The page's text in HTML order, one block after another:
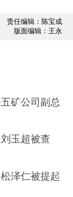
责任编辑：陈宝成
版面编辑：王永
矿公司副总
玉超被查
泽仁被提起